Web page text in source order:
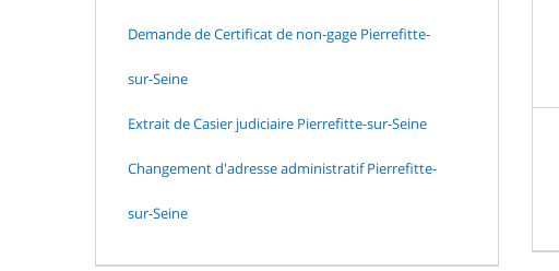
Demande de Certificat de non-gage Pierrefitte-
sur-Seine
Extrait de Casier judiciaire Pierrefitte-sur-Seine
Changement d'adresse administratif Pierrefitte-
sur-Seine